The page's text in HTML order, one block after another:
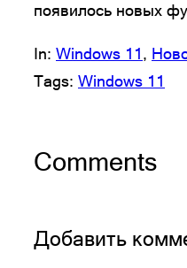
появилось новых
In: Windows 11,
Tags: Windows 11
Comments
Добавить